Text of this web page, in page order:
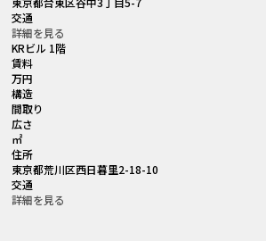
交通
詳細を見る
KRビル 1階
賃料
万円
構造
間取り
広さ
㎡
住所
東京都荒川区西日暮里2-18-10
交通
詳細を見る